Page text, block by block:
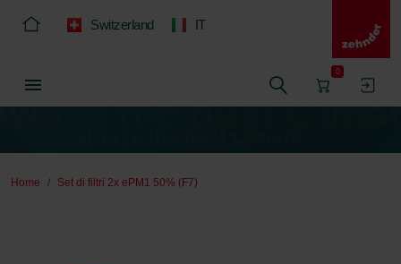
Switzerland IT
0
Home Set di filtri 2x ePM1 50% (F7)